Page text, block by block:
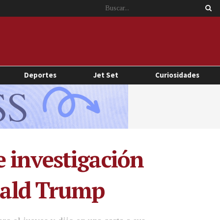
Deportes Jet Set Curiosidades
investigación
Trump